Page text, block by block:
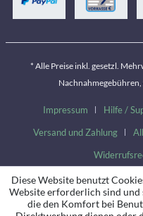
* Alle Preise inkl. gesetzl.
Impressum Hilfe /
Versand und Zahlung
Diese Website benutzt
Website erforderlich sind und
die den Komfort bei